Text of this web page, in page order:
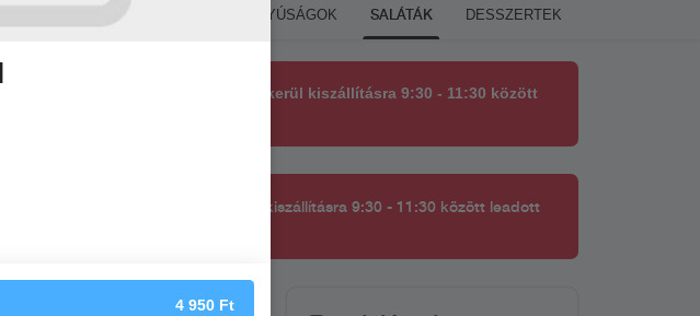
VEGETÁRIÁNUSOKNAK SAVANYÚSÁGOK SALÁTÁK DESSZERTEK
ig leadott rendelésük, 11:00-ig kerül kiszállításra 9:30 - 11:30 között
eltérés előfordul!
leadott rendelésük, 11:00-ig kerül kiszállításra 9:30 - 11:30 között leadott
4 950 Ft